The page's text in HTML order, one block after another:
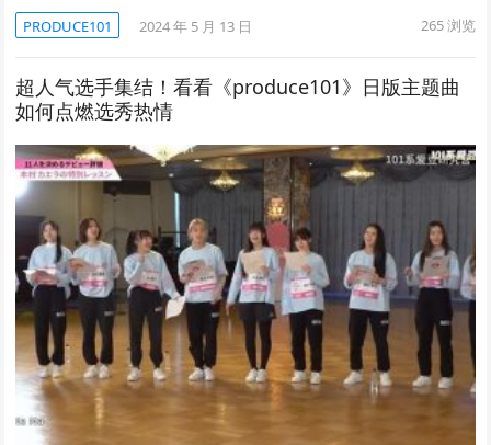
PRODUCE101 2024 年 5 月 13 日 265浏览
超人气选手集结！看看《produce101》日版主题曲
如何点燃选秀热情